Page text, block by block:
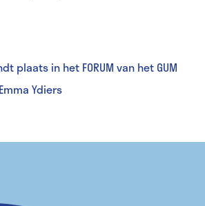
plaats in het FORUM van het GUM
Ydiers